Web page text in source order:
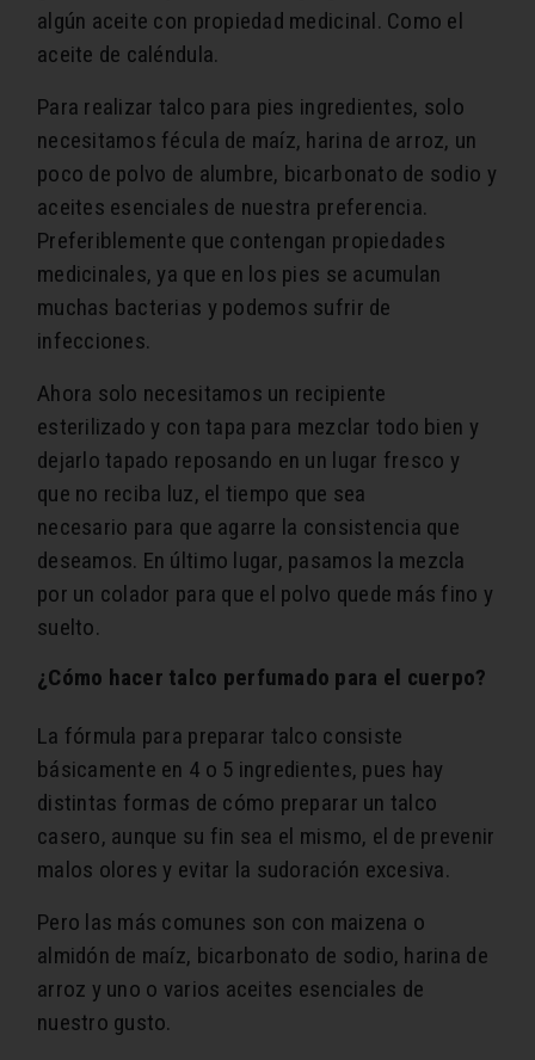
algún aceite con propiedad medicinal. Como el
aceite de caléndula.
Para realizar talco para pies ingredientes, solo
necesitamos fécula de maíz, harina de arroz, un
poco de polvo de alumbre, bicarbonato de sodio y
aceites esenciales de nuestra preferencia.
Preferiblemente que contengan propiedades
medicinales, ya que en los pies se acumulan
muchas bacterias y podemos sufrir de
infecciones.
Ahora solo necesitamos un recipiente
esterilizado y con tapa para mezclar todo bien y
dejarlo tapado reposando en un lugar fresco y
que no reciba luz, el tiempo que sea
necesario para que agarre la consistencia que
deseamos. En último lugar, pasamos la mezcla
por un colador para que el polvo quede más fino y
suelto.
¿Cómo hacer talco perfumado para el cuerpo?
La fórmula para preparar talco consiste
básicamente en 4 o 5 ingredientes, pues hay
distintas formas de cómo preparar un talco
casero, aunque su fin sea el mismo, el de prevenir
malos olores y evitar la sudoración excesiva.
Pero las más comunes son con maizena o
almidón de maíz, bicarbonato de sodio, harina de
arroz y uno o varios aceites esenciales de
nuestro gusto.